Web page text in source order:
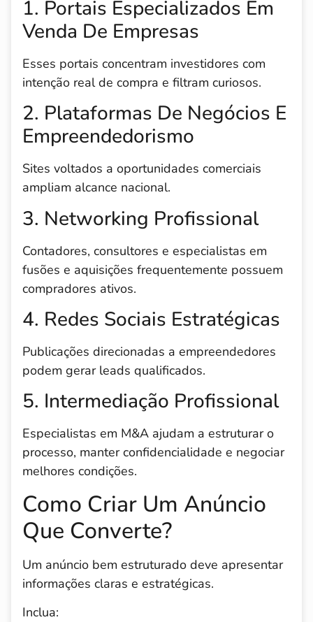
1. Portais Especializados Em
Venda De Empresas
Esses portais concentram investidores com
intenção real de compra e filtram curiosos.
2. Plataformas De Negócios E
Empreendedorismo
Sites voltados a oportunidades comerciais
ampliam alcance nacional.
3. Networking Profissional
Contadores, consultores e especialistas em
fusões e aquisições frequentemente possuem
compradores ativos.
4. Redes Sociais Estratégicas
Publicações direcionadas a empreendedores
podem gerar leads qualificados.
5. Intermediação Profissional
Especialistas em M&A ajudam a estruturar o
processo, manter confidencialidade e negociar
melhores condições.
Como Criar Um Anúncio
Que Converte?
Um anúncio bem estruturado deve apresentar
informações claras e estratégicas.
Inclua: